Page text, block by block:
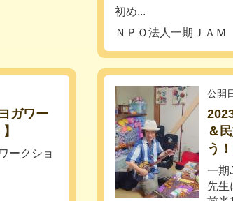
初め...
ＮＰＯ法人一期ＪＡＭ
ガワー
ークショ
公開
＆
う！
一期
先生